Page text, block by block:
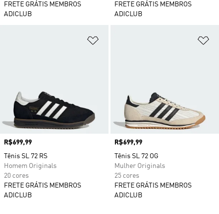
FRETE GRÁTIS MEMBROS
ADICLUB
FRETE GRÁTIS MEMBROS
ADICLUB
Preço
R$699,99
Tênis SL 72 RS
Homem Originals
20 cores
FRETE GRÁTIS MEMBROS
ADICLUB
Preço
R$699,99
Tênis SL 72 OG
Mulher Originals
25 cores
FRETE GRÁTIS MEMBROS
ADICLUB